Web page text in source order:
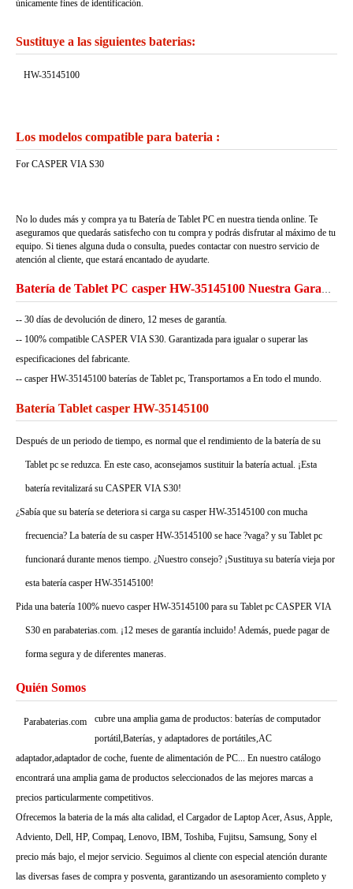
únicamente fines de identificación.
Sustituye a las siguientes baterias:
HW-35145100
Los modelos compatible para bateria :
For CASPER VIA S30
No lo dudes más y compra ya tu Batería de Tablet PC en nuestra tienda online. Te
aseguramos que quedarás satisfecho con tu compra y podrás disfrutar al máximo de tu
equipo. Si tienes alguna duda o consulta, puedes contactar con nuestro servicio de
atención al cliente, que estará encantado de ayudarte.
Batería de Tablet PC casper HW-35145100 Nuestra Garantía
-- 30 días de devolución de dinero, 12 meses de garantía.
-- 100% compatible CASPER VIA S30. Garantizada para igualar o superar las
especificaciones del fabricante.
-- casper HW-35145100 baterías de Tablet pc, Transportamos a En todo el mundo.
Batería Tablet casper HW-35145100
Después de un periodo de tiempo, es normal que el rendimiento de la batería de su
Tablet pc se reduzca. En este caso, aconsejamos sustituir la batería actual. ¡Esta
batería revitalizará su CASPER VIA S30!
¿Sabía que su batería se deteriora si carga su casper HW-35145100 con mucha
frecuencia? La batería de su casper HW-35145100 se hace ?vaga? y su Tablet pc
funcionará durante menos tiempo. ¿Nuestro consejo? ¡Sustituya su batería vieja por
esta batería casper HW-35145100!
Pida una batería 100% nuevo casper HW-35145100 para su Tablet pc CASPER VIA
S30 en parabaterias.com. ¡12 meses de garantía incluido! Además, puede pagar de
forma segura y de diferentes maneras.
Quién Somos
Parabaterias.com
cubre una amplia gama de productos: baterías de computador
portátil,Baterías, y adaptadores de portátiles,AC
adaptador,adaptador de coche, fuente de alimentación de PC... En nuestro catálogo
encontrará una amplia gama de productos seleccionados de las mejores marcas a
precios particularmente competitivos.
Ofrecemos la bateria de la más alta calidad, el Cargador de Laptop Acer, Asus, Apple,
Adviento, Dell, HP, Compaq, Lenovo, IBM, Toshiba, Fujitsu, Samsung, Sony el
precio más bajo, el mejor servicio. Seguimos al cliente con especial atención durante
las diversas fases de compra y posventa, garantizando un asesoramiento completo y